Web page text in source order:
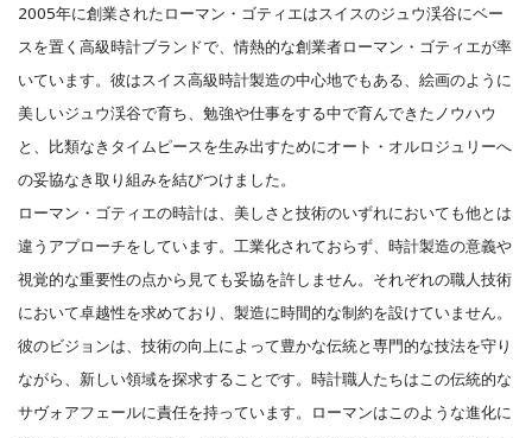
2005年に創業されたローマン・ゴティエはスイスのジュウ渓谷にベー
スを置く高級時計ブランドで、情熱的な創業者ローマン・ゴティエが率
いています。彼はスイス高級時計製造の中心地でもある、絵画のように
美しいジュウ渓谷で育ち、勉強や仕事をする中で育んできたノウハウ
と、比類なきタイムピースを生み出すためにオート・オルロジュリーへ
の妥協なき取り組みを結びつけました。
ローマン・ゴティエの時計は、美しさと技術のいずれにおいても他とは
違うアプローチをしています。工業化されておらず、時計製造の意義や
視覚的な重要性の点から見ても妥協を許しません。それぞれの職人技術
において卓越性を求めており、製造に時間的な制約を設けていません。
彼のビジョンは、技術の向上によって豊かな伝統と専門的な技法を守り
ながら、新しい領域を探求することです。時計職人たちはこの伝統的な
サヴォアフェールに責任を持っています。ローマンはこのような進化に